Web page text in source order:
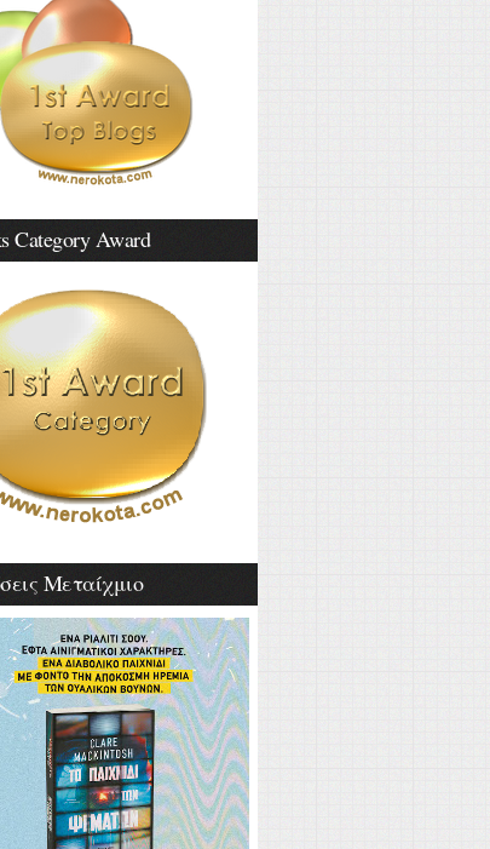
Category Award
Μεταίχμιο